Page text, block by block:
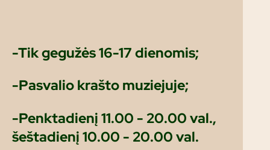
-Tik gegužės 16-17 dienomis;
-Pasvalio krašto muziejuje;
-Penktadienį 11.00 - 20.00 val.,
šeštadienį 10.00 - 20.00 val.